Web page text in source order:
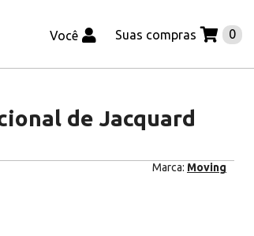
Você Suas compras 0
de Jacquard
Marca: Moving